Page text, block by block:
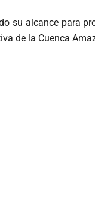
su alcance para
de la Cuenca